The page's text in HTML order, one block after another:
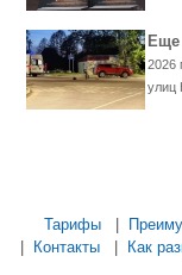
Еще
2026
улиц
Тарифы
Контакты Как